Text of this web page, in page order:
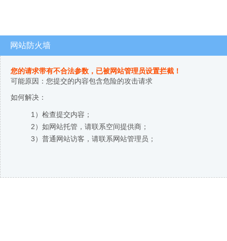
网站防火墙
您的请求带有不合法参数，已被网站管理员设置拦截！
可能原因：您提交的内容包含危险的攻击请求
如何解决：
1）检查提交内容；
2）如网站托管，请联系空间提供商；
3）普通网站访客，请联系网站管理员；